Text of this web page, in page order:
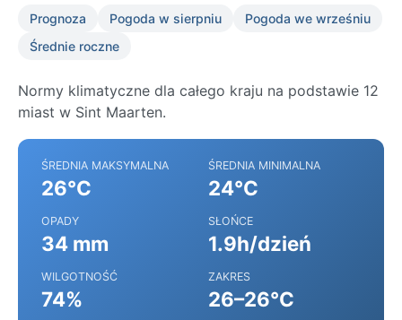
Prognoza Pogoda w sierpniu
Pogoda we wrześniu
Średnie roczne
Normy klimatyczne dla całego kraju na podstawie 12
miast w Sint Maarten.
ŚREDNIA MAKSYMALNA
26°C
ŚREDNIA MINIMALNA
24°C
OPADY
34 mm
SŁOŃCE
1.9h/dzień
WILGOTNOŚĆ
74%
ZAKRES
26–26°C